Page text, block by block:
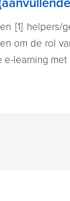
[1] helpers/
om de rol
e-learning